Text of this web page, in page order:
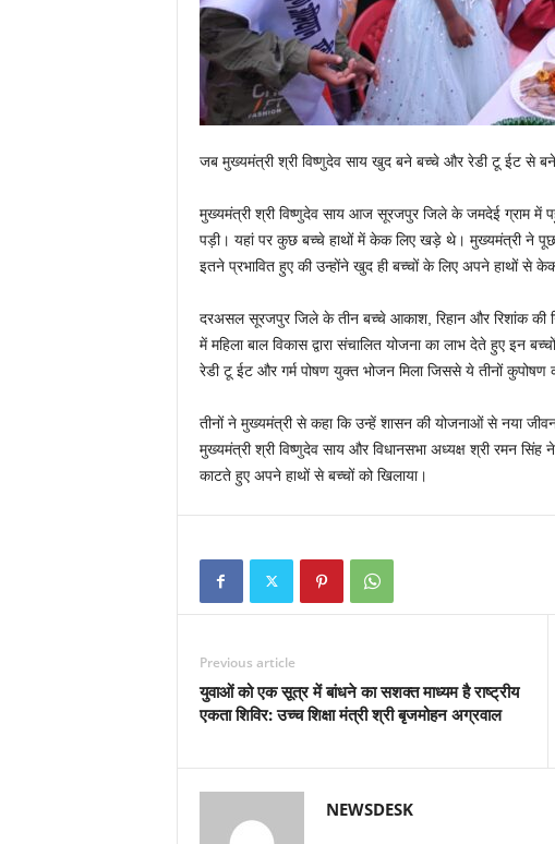
जब मुख्यमंत्री श्री विष्णुदेव साय खुद बने बच्चे और रेडी टू ईट से
मुख्यमंत्री श्री विष्णुदेव साय आज सूरजपुर जिले के जमदेई ग्राम में
पड़ी। यहां पर कुछ बच्चे हाथों में केक लिए खड़े थे। मुख्यमंत्री ने
इतने प्रभावित हुए की उन्होंने खुद ही बच्चों के लिए अपने हाथों से
दरअसल सूरजपुर जिले के तीन बच्चे आकाश, रिहान और रिशांक की
में महिला बाल विकास द्वारा संचालित योजना का लाभ देते हुए इन
रेडी टू ईट और गर्म पोषण युक्त भोजन मिला जिससे ये तीनों
तीनों ने मुख्यमंत्री से कहा कि उन्हें शासन की योजनाओं से नया
मुख्यमंत्री श्री विष्णुदेव साय और विधानसभा अध्यक्ष श्री रमन
काटते हुए अपने हाथों से बच्चों को खिलाया।
Previous article
युवाओं को एक सूत्र में बांधने का सशक्त माध्यम है राष्ट्रीय
एकता शिविर: उच्च शिक्षा मंत्री श्री बृजमोहन अग्रवाल
NEWSDESK